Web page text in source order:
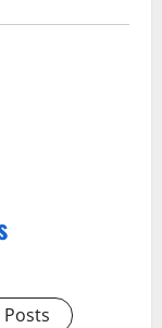
Posts